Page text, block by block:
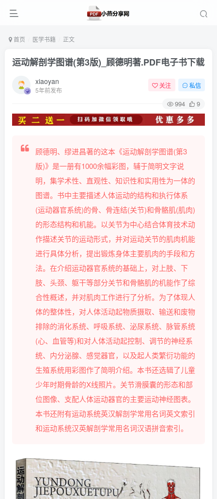
首页 医学书籍 正文
运动解剖学图谱(第3版)_顾德明著.PDF电子书下载
xiaoyan
5年前发布
关注 私信
994 9
顾德明、缪进昌著的这本《运动解剖学图谱(第3
版)》是一册有1000余幅彩图，辅于简明文字说
明，集学术性、直观性、知识性和实用性为一体的
图谱。书中主要描述人体运动的结构和执行体系
(运动器官系统)的骨、骨连结(关节)和骨骼肌(肌肉)
的形态结构和机能。以关节为中心结合体育技术动
作描述关节的运动形式，并对运动关节的肌肉机能
进行具体分析，提出锻炼身体主要肌肉的手段和方
法。在介绍运动器官系统的基础上，对上肢、下
肢、头颈、躯干等部分关节和骨骼肌的机能作了综
合性概述，并对肌肉工作进行了分析。为了体现人
体的整体性，对人体活动起物质摄取、输送和废物
排除的消化系统、呼吸系统、泌尿系统、脉管系统
(心、血管等)和对人体活动起控制、调节的神经系
统、内分泌腺、感觉器官，以及起人类繁衍功能的
生殖系统用彩图作了简明介绍。本书还选辑了儿童
少年时期骨龄的X线照片。关节滑膜囊的形态和部
位图像、支配人体运动器官的主要运动神经图表。
本书还附有运动系统英汉解剖学常用名词英文索引
和运动系统汉英解剖学常用名词汉语拼音索引。